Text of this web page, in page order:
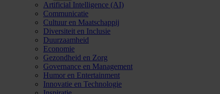
Artificial Intelligence (AI)
Communicatie
Cultuur en Maatschappij
Diversiteit en Inclusie
Duurzaamheid
Economie
Gezondheid en Zorg
Governance en Management
Humor en Entertainment
Innovatie en Technologie